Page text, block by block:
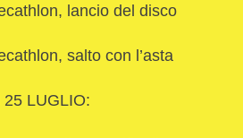
lancio del disco
salto con l’asta
25 LUGLIO: